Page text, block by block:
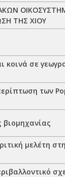
ΤΗΣ ΧΙΟΥ
σε
των
μελέτη